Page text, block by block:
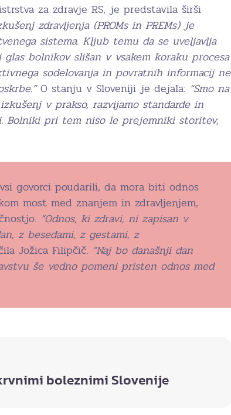
za zdravje RS, je predstavila širši
zdravljenja (PROMs in PREMs) je
sistema. Kljub temu da se uveljavlja
bolnikov slišan v vsakem koraku procesa
sodelovanja in povratnih informacij ne
O stanju v Sloveniji je dejala: “Smo na
v prakso, razvijamo standarde in
Bolniki pri tem niso le prejemniki storitev,
govorci poudarili, da mora biti odnos
most med znanjem in zdravljenjem,
“Odnos, ki zdravi, ni zapisan v
z besedami, z gestami, z
Jožica Filipčič. “Naj bo današnji dan
še vedno pomeni pristen odnos med
boleznimi Slovenije